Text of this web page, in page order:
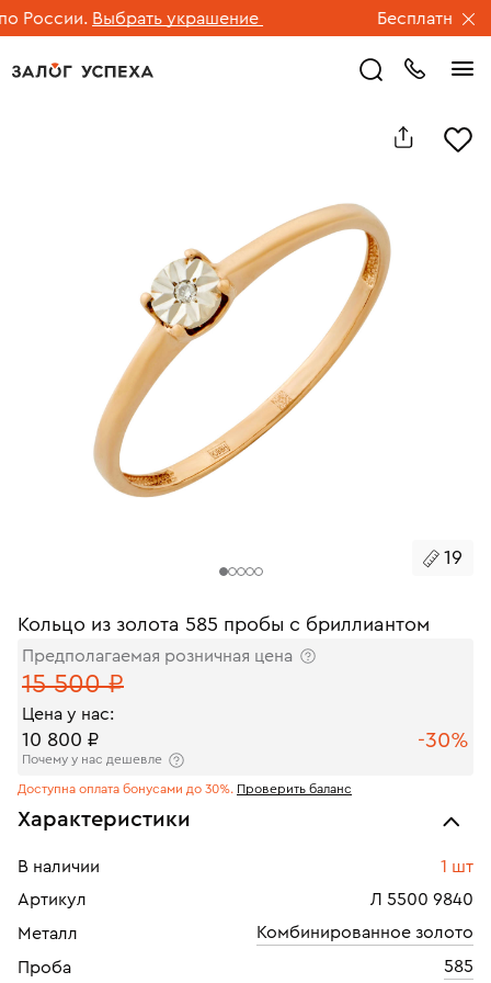
Выбрать украшение Бесплатная
19
Кольцо из золота 585 пробы с бриллиантом
Предполагаемая розничная цена
15 500 ₽
Цена у нас:
10 800 ₽ -30%
Почему у нас дешевле
Доступна оплата бонусами до 30%. Проверить баланс
Характеристики
В наличии
1 шт
Артикул
Л 5500 9840
Металл
Комбинированное золото
Проба
585